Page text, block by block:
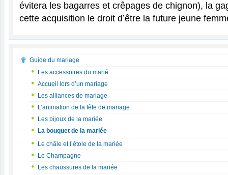
évitera les bagarres et crêpages de chignon), la
cette acquisition le droit d’être la future jeune
Guide du mariage
Les accessoires du marié
Accueil lors d’un mariage
Les alliances de mariage
L’animation de la fête de mariage
Les bijoux de la mariée
La bouquet de la mariée
Le châle et l’étole de la mariée
Le Champagne
Les chaussures de la mariée